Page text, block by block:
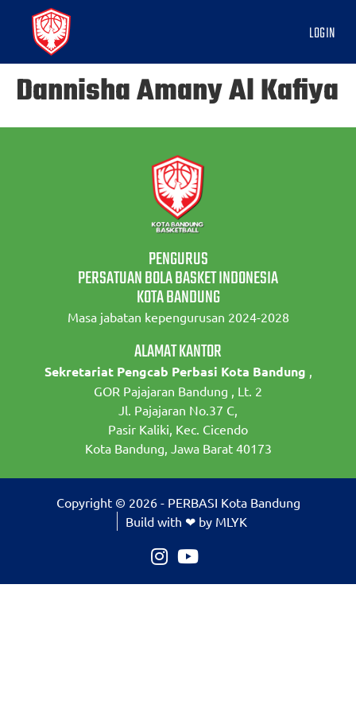
LOGIN
Dannisha Amany Al Kafiya
PENGURUS
PERSATUAN BOLA BASKET INDONESIA
KOTA BANDUNG
Masa jabatan kepengurusan 2024-2028
ALAMAT KANTOR
Sekretariat Pengcab Perbasi Kota Bandung ,
GOR Pajajaran Bandung , Lt. 2
Jl. Pajajaran No.37 C,
Pasir Kaliki, Kec. Cicendo
Kota Bandung, Jawa Barat 40173
Copyright © 2026 - PERBASI Kota Bandung
Build with ❤ by MLYK